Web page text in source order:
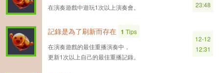
在演奏遊戲中遊玩1次以上演奏會。
23:48
記錄是為了刷新而存在 1 Tips
在演奏遊戲的最佳重播演奏中，
更新1次以上自己的最佳重播記錄。
12-12
12:31